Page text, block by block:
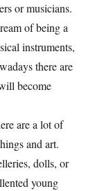
or musicians.
of being a
instruments,
there are
become
are a lot of
and art.
dolls, or
young